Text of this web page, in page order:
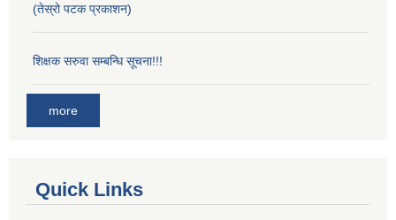
(तेस्रो पटक प्रकाशन)
शिक्षक सरुवा सम्बन्धि सूचना!!!
more
Quick Links